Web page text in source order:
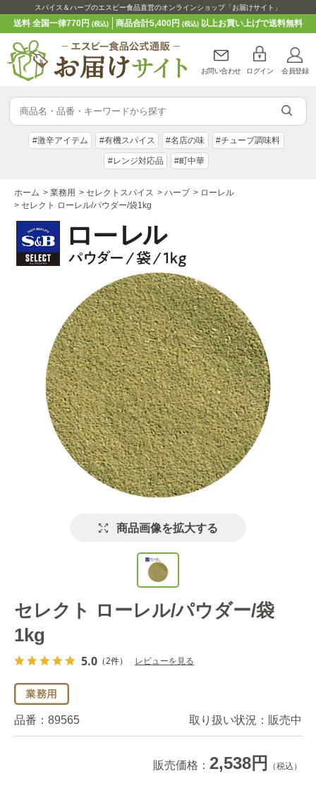
スパイス＆ハーブのエスビー食品直営のオンラインショップ「お届けサイト」
送料 全国一律770円(税込) 商品合計5,400円 (税込)以上お買い上げで送料無料
お問い合わせ ログイン 会員登録
#激辛アイテム #有機スパイス #名店の味 #チューブ調味料
#レンジ対応品 #町中華
ホーム > 業務用 > セレクトスパイス > ハーブ > ローレル
> セレクト ローレル/パウダー/袋1kg
商品画像を拡大する
セレクト ローレル/パウダー/袋
1kg
5.0 （2件） レビューを見る
品番： 89565 取り扱い状況： 販売中
販売価格： 2,538円 （税込）